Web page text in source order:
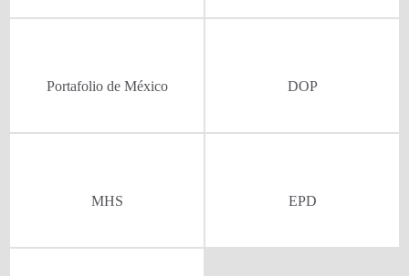
Portafolio de México DOP
MHS EPD